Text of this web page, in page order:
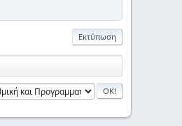
Εκτύπωση